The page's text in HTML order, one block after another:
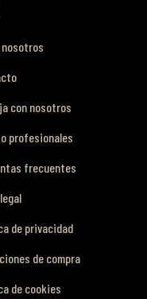
nosotros
con nosotros
profesionales
frecuentes
de privacidad
de compra
de cookies